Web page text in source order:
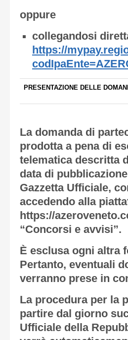
oppure
collegandosi
https://
PRESENTAZIONE DELLE
La domanda di
prodotta a pena di
telematica descritta
data di
Gazzetta Ufficiale,
accedendo alla
https://
“Concorsi e avvisi”.
È esclusa ogni altra
Pertanto, eventuali
verranno prese in
La procedura per la
partire dal giorno
Ufficiale della